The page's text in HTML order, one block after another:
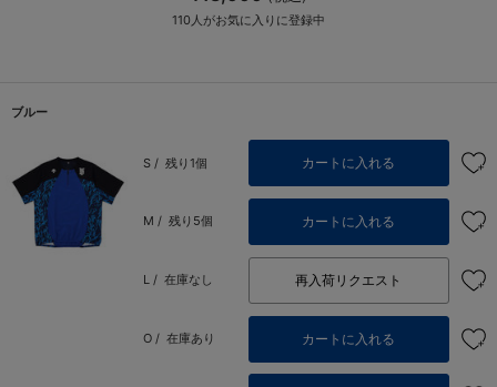
110 人がお気に入りに登録中
ブルー
S / 残り1個 カートに入れる
M / 残り5個 カートに入れる
L / 在庫なし 再入荷リクエスト
O / 在庫あり カートに入れる